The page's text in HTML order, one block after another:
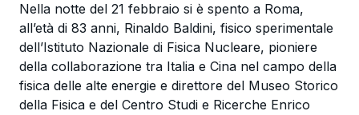
Nella notte del 21 febbraio si è spento a Roma,
all’età di 83 anni, Rinaldo Baldini, fisico sperimentale
dell’Istituto Nazionale di Fisica Nucleare, pioniere
della collaborazione tra Italia e Cina nel campo della
fisica delle alte energie e direttore del Museo Storico
della Fisica e del Centro Studi e Ricerche Enrico